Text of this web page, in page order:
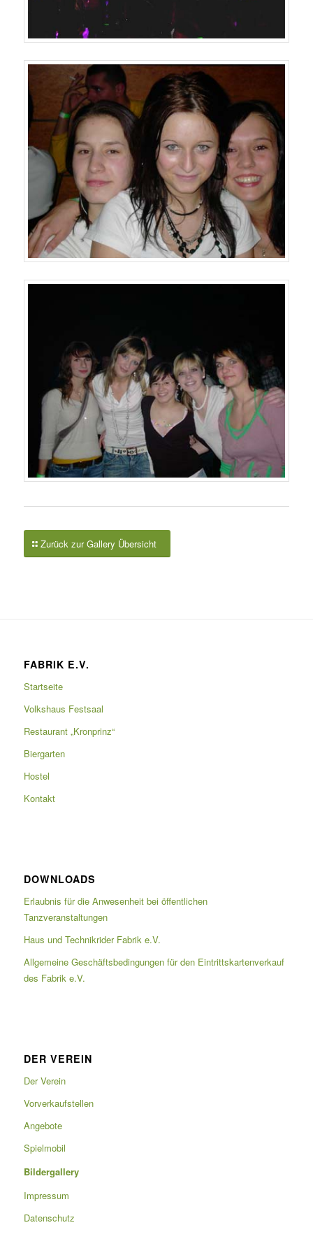
Zurück zur Gallery Übersicht
FABRIK E.V.
Startseite
Volkshaus Festsaal
Restaurant „Kronprinz“
Biergarten
Hostel
Kontakt
DOWNLOADS
Erlaubnis für die Anwesenheit bei öffentlichen
Tanzveranstaltungen
Haus und Technikrider Fabrik e.V.
Allgemeine Geschäftsbedingungen für den Eintrittskartenverkauf
des Fabrik e.V.
DER VEREIN
Der Verein
Vorverkaufstellen
Angebote
Spielmobil
Bildergallery
Impressum
Datenschutz